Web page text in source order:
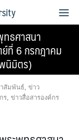
ธศาสนา
ย์ที่ 6 กรกฎาคม
นิมิตร)
สัมพันธ์, ข่าว
ร, ข่าวสื่อสารองค์กร